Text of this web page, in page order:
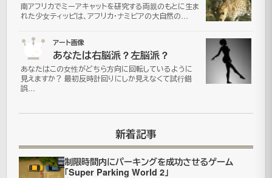
活・
サ
イ
見
た
南アフリカでミーアキャットを研究する両親のもとに生ま
れた少女ティッピは、アフリカ・ナミビアの大自然の…
05 アート画像
あなたは右脳派？左脳派？
あなたはこの女性がどちら方向に回転しているように
見えますか？ 最初反時計回りにしか見えなくて試行錯
誤…
新着記事
制限時間内にパーキングを成功させるゲーム
「Super Parking World 2」